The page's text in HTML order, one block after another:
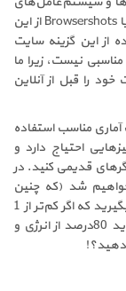
Browsershotsاز این
از این گزینه سایت
نیست، زیرا ما
را قبل از آنلاین
آماری مناسب استفاده
احتیاج دارد و
قدیمی کنید. در
خواهیم شد (که چنین
اطلاعات آماری را در اختیار شما قرار می‌دهد)؛ در نظر بگیرید که اگر کم‌تر از 1
کار می‌کنند چرا باید 80درصد از انرژی و
دهید؟!